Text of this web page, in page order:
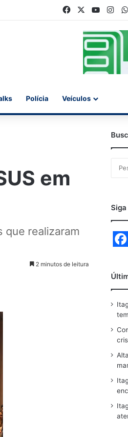
FacebookYouTube
Polícia Veículos
em
que realizaram
2 minutos de leitura
a
c
e
b
o
o
k